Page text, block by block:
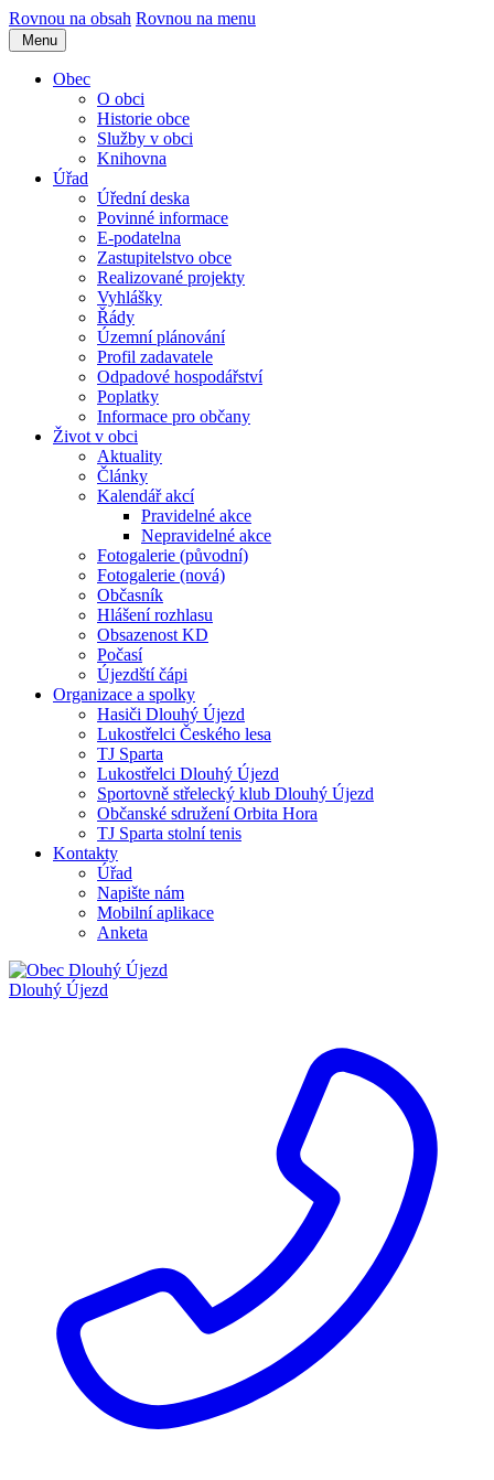
Rovnou na obsah Rovnou na menu
Menu
Obec
O obci
Historie obce
Služby v obci
Knihovna
Úřad
Úřední deska
Povinné informace
E-podatelna
Zastupitelstvo obce
Realizované projekty
Vyhlášky
Řády
Územní plánování
Profil zadavatele
Odpadové hospodářství
Poplatky
Informace pro občany
Život v obci
Aktuality
Články
Kalendář akcí
Pravidelné akce
Nepravidelné akce
Fotogalerie (původní)
Fotogalerie (nová)
Občasník
Hlášení rozhlasu
Obsazenost KD
Počasí
Újezdští čápi
Organizace a spolky
Hasiči Dlouhý Újezd
Lukostřelci Českého lesa
TJ Sparta
Lukostřelci Dlouhý Újezd
Sportovně střelecký klub Dlouhý Újezd
Občanské sdružení Orbita Hora
TJ Sparta stolní tenis
Kontakty
Úřad
Napište nám
Mobilní aplikace
Anketa
Dlouhý Újezd